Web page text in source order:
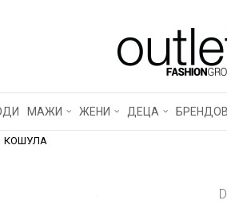
МАЖИ ЖЕНИ ДЕЦА
КОШУЛА